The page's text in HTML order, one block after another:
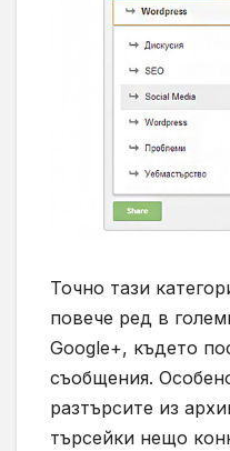
Точно тази
повече ред в
Google+, където
съобщения.
разтърсите из
търсейки нещо